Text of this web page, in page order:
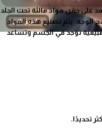
على حقن مواد مالئة تحت الجلد
الوجه. يتم تصنيع هذه المواد
توجد في الجسم وتساعد
تحديدًا.